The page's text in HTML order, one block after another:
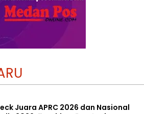
Juara APRC 2026 dan Nasional